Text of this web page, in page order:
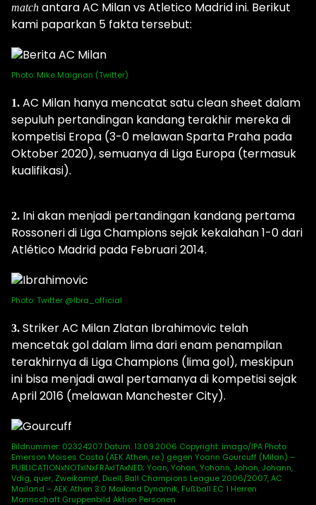
match antara AC Milan vs Atletico Madrid ini. Berikut
kami paparkan 5 fakta tersebut:
Photo: Mike Maignan (Twitter)
1. AC Milan hanya mencatat satu clean sheet dalam
sepuluh pertandingan kandang terakhir mereka di
kompetisi Eropa (3-0 melawan Sparta Praha pada
Oktober 2020), semuanya di Liga Europa (termasuk
kualifikasi).
2. Ini akan menjadi pertandingan kandang pertama
Rossoneri di Liga Champions sejak kekalahan 1-0 dari
Atlético Madrid pada Februari 2014.
Photo: Twitter @Ibra_official
3. Striker AC Milan Zlatan Ibrahimovic telah
mencetak gol dalam lima dari enam penampilan
terakhirnya di Liga Champions (lima gol), meskipun
ini bisa menjadi awal pertamanya di kompetisi sejak
April 2016 (melawan Manchester City).
Bildnummer: 02324207 Datum: 13.09.2006 Copyright: imago/IPA Photo
Emerson Moises Costa (AEK Athen, re.) gegen Yoann Gourcuff (Milan) –
PUBLICATIONxNOTxINxFRAxITAxNED; Yoan, Yohan, Yohann, Johan, Johann,
Vdig, quer, Zweikampf, Duell, Ball Champions League 2006/2007, AC
Mailand – AEK Athen 3:0 Mailand Dynamik, Fußball EC 1 Herren
Mannschaft Gruppenbild Aktion Personen